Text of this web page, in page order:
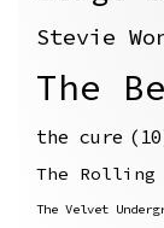
Stevie
The
the cure
The Rolling
The Velvet